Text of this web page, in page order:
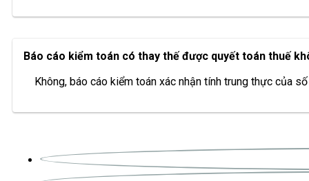
Báo cáo kiểm toán có thay thế được quyết toán thuế
Không, báo cáo kiểm toán xác nhận tính trung thực của